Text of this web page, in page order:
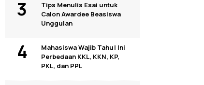
Tips Menulis Esai untuk
Calon Awardee Beasiswa
Unggulan
Mahasiswa Wajib Tahu! Ini
Perbedaan KKL, KKN, KP,
PKL, dan PPL